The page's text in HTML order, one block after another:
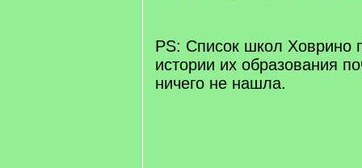
РS: Список школ Ховрино
истории их образования
ничего не нашла.